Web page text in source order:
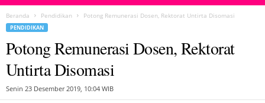
Beranda Pendidikan Potong Remunerasi Dosen, Rektorat Untirta Disomasi
PENDIDIKAN
Potong Remunerasi Dosen, Rektorat
Untirta Disomasi
Senin 23 Desember 2019, 10:04 WIB